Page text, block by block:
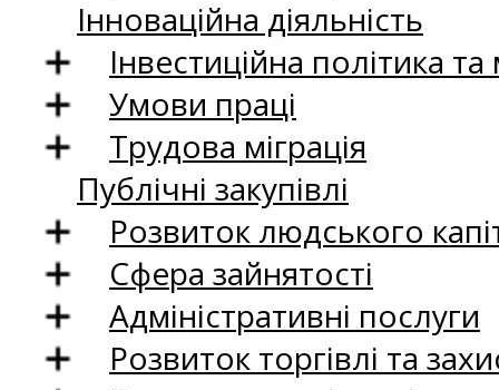
Інноваційна діяльність
Інвестиційна політика
Умови праці
Трудова міграція
Публічні закупівлі
Розвиток людського
Сфера зайнятості
Адміністративні послуги
Розвиток торгівлі та